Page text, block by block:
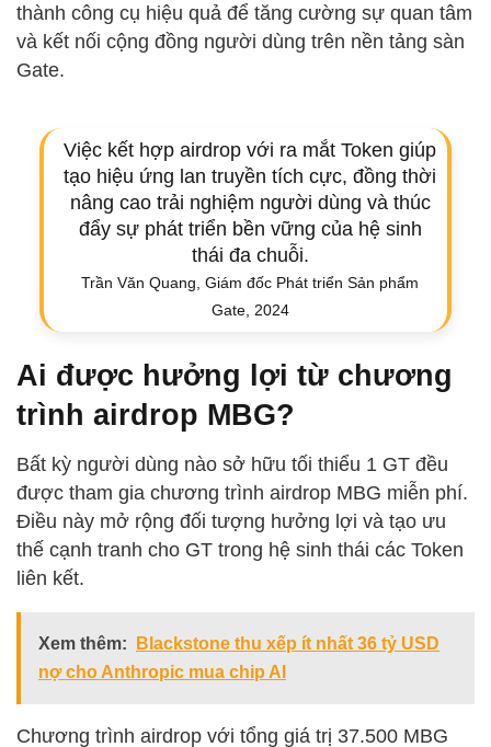
thành công cụ hiệu quả để tăng cường sự quan tâm
và kết nối cộng đồng người dùng trên nền tảng sàn
Gate.
Việc kết hợp airdrop với ra mắt Token giúp
tạo hiệu ứng lan truyền tích cực, đồng thời
nâng cao trải nghiệm người dùng và thúc
đẩy sự phát triển bền vững của hệ sinh
thái đa chuỗi.
Trần Văn Quang, Giám đốc Phát triển Sản phẩm
Gate, 2024
Ai được hưởng lợi từ chương
trình airdrop MBG?
Bất kỳ người dùng nào sở hữu tối thiểu 1 GT đều
được tham gia chương trình airdrop MBG miễn phí.
Điều này mở rộng đối tượng hưởng lợi và tạo ưu
thế cạnh tranh cho GT trong hệ sinh thái các Token
liên kết.
Xem thêm:
Blackstone thu xếp ít nhất 36 tỷ USD
nợ cho Anthropic mua chip AI
Chương trình airdrop với tổng giá trị 37.500 MBG